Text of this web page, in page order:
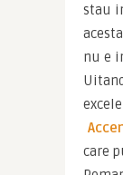
stau
nu e
care